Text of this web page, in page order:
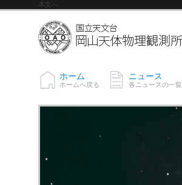
本文へ
ホーム
ホームへ戻る
ニュース
各ニュースの一覧